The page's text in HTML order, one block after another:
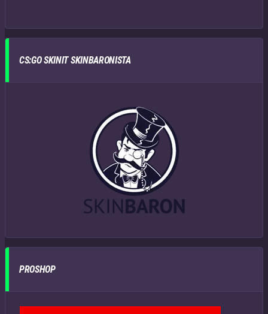
CS:GO SKINIT SKINBARONISTA
PROSHOP